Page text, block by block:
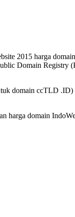
2015 harga
Domain Registry
domain ccTLD .ID)
harga domain